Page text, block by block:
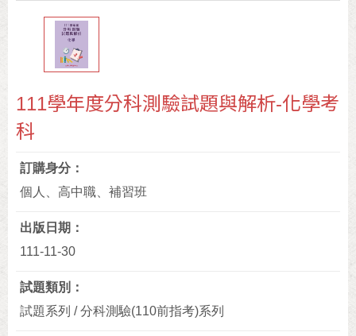
111學年度分科測驗試題與解析-化學考
科
訂購身分
個人、高中職、補習班
出版日期
111-11-30
試題類別
試題系列 / 分科測驗(110前指考)系列